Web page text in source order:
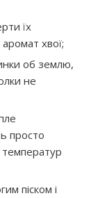
їх
хвої;
об землю,
не
просто
піском і